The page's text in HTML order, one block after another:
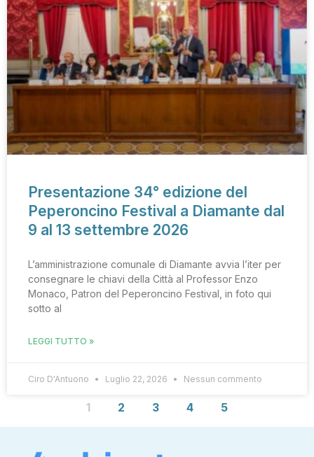
Presentazione 34° edizione del
Peperoncino Festival a Diamante dal
9 al 13 settembre 2026
L’amministrazione comunale di Diamante avvia l’iter per
consegnare le chiavi della Città al Professor Enzo
Monaco, Patron del Peperoncino Festival, in foto qui
sotto al
LEGGI TUTTO »
Ciro D'Antuono Luglio 22, 2026 Nessun commento
1 2 3 4 5